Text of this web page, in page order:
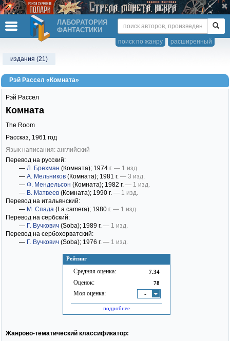
ЛАБОРАТОРИЯ
ФАНТАСТИКИ
расширенный
поиск по жанру
издания (21)
Рэй Рассел «Комната»
Рейтинг
Средняя оценка: 7.34
Оценок: 78
Моя оценка: -
подробнее
Рэй Рассел
Комната
The Room
Рассказ, 1961 год
Язык написания: английский
Перевод на русский:
— Л. Брехман (Комната); 1974 г. — 1 изд.
— А. Мельников (Комната); 1981 г. — 3 изд.
— Ф. Мендельсон (Комната); 1982 г. — 1 изд.
— В. Матвеев (Комната); 1990 г. — 1 изд.
Перевод на итальянский:
— М. Спада (La camera); 1980 г. — 1 изд.
Перевод на сербский:
— Г. Вучкович (Soba); 1989 г. — 1 изд.
Перевод на сербохорватский:
— Г. Вучкович (Soba); 1976 г. — 1 изд.
Жанрово-тематический классификатор: